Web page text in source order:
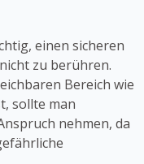
einen sicheren
zu berühren.
Bereich wie
sollte man
nehmen, da